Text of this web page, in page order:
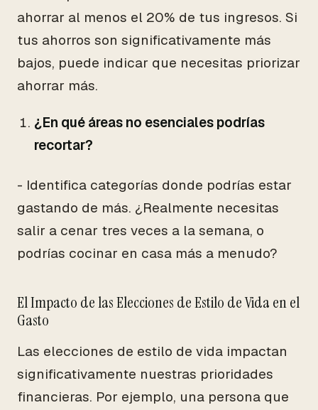
ahorrar al menos el 20% de tus ingresos. Si
tus ahorros son significativamente más
bajos, puede indicar que necesitas priorizar
ahorrar más.
¿En qué áreas no esenciales podrías
recortar?
- Identifica categorías donde podrías estar
gastando de más. ¿Realmente necesitas
salir a cenar tres veces a la semana, o
podrías cocinar en casa más a menudo?
El Impacto de las Elecciones de Estilo de Vida en el
Gasto
Las elecciones de estilo de vida impactan
significativamente nuestras prioridades
financieras. Por ejemplo, una persona que